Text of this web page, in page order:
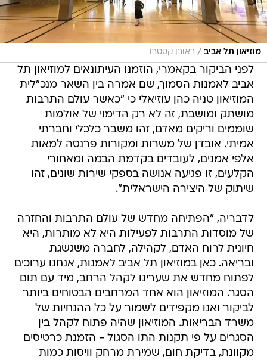
מוזיאון תל אביב / ראובן קסטרו
לפני הביקור בקאמרי, הוזמנו העיתונאים למוזיאון תל
אביב לאמנות הסמוך, שם אמרה בין השאר מנכ"לית
המוזיאון טניה כהן עוזיאלי כי "כאשר עולם התרבות
מושתק ומושבת, זה לא רק הדימוי של אולמות
שוממים וריקים מאדם, זהו משבר כלכלי וחברתי
אמיתי. אובדן של משרות ומקורות פרנסה למאות
אלפי אמנים, לעובדים בקדמת הבמה ומאחורי
הקלעים, זו פגיעה אנושה בספקי שירות שונים, זהו
שיתוק של היצירה הישראלית".
לדבריה, "הפתיחה מחדש של עולם התרבות והחזרה
של מוסדות התרבות לפעילות היא לא מותרות, היא
חיונית לרוח האדם, לקהילה, לחברה משגשגת
ובריאה. כאן במוזיאון תל אביב לאמנות, אנחנו ערוכים
לפתוח מחדש את שערינו לקהל הרחב, מיד עם תום
הסגר. המוזיאון הוא אחד המרחבים הבטוחים ביותר
לביקור ואנו מקפידים לשמור על כל ההנחיות של
משרד הבריאות. המוזיאון שהיה פתוח לקהל בין
הסגרים על פי תקנות התו הסגול - הזמנת כרטיסים
מקוונת, בדיקת חום, שמירת מרחק וויסות כמות